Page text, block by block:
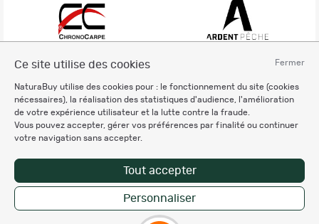
Fermer
Ce site utilise des cookies
NaturaBuy utilise des cookies pour : le fonctionnement du site (cookies
nécessaires), la réalisation des statistiques d'audience, l'amélioration
de votre expérience utilisateur et la lutte contre la fraude.
Vous pouvez accepter, gérer vos préférences par finalité ou continuer
votre navigation sans accepter.
Tout accepter
Personnaliser
Charte éthique
Mentions légales
Règlement & Conditions d'utilisation
Politique de protection
des données personnelles
Personnalisation des cookies
Copyright © 2007-2026 NaturaBuy. Tous droits réservés. N°CNIL: 1239459.